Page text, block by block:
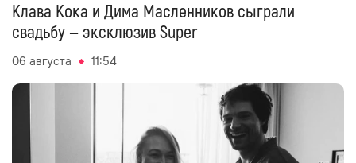
Клава Кока и Дима Масленников сыграли
свадьбу — эксклюзив Super
06 августа 11:54